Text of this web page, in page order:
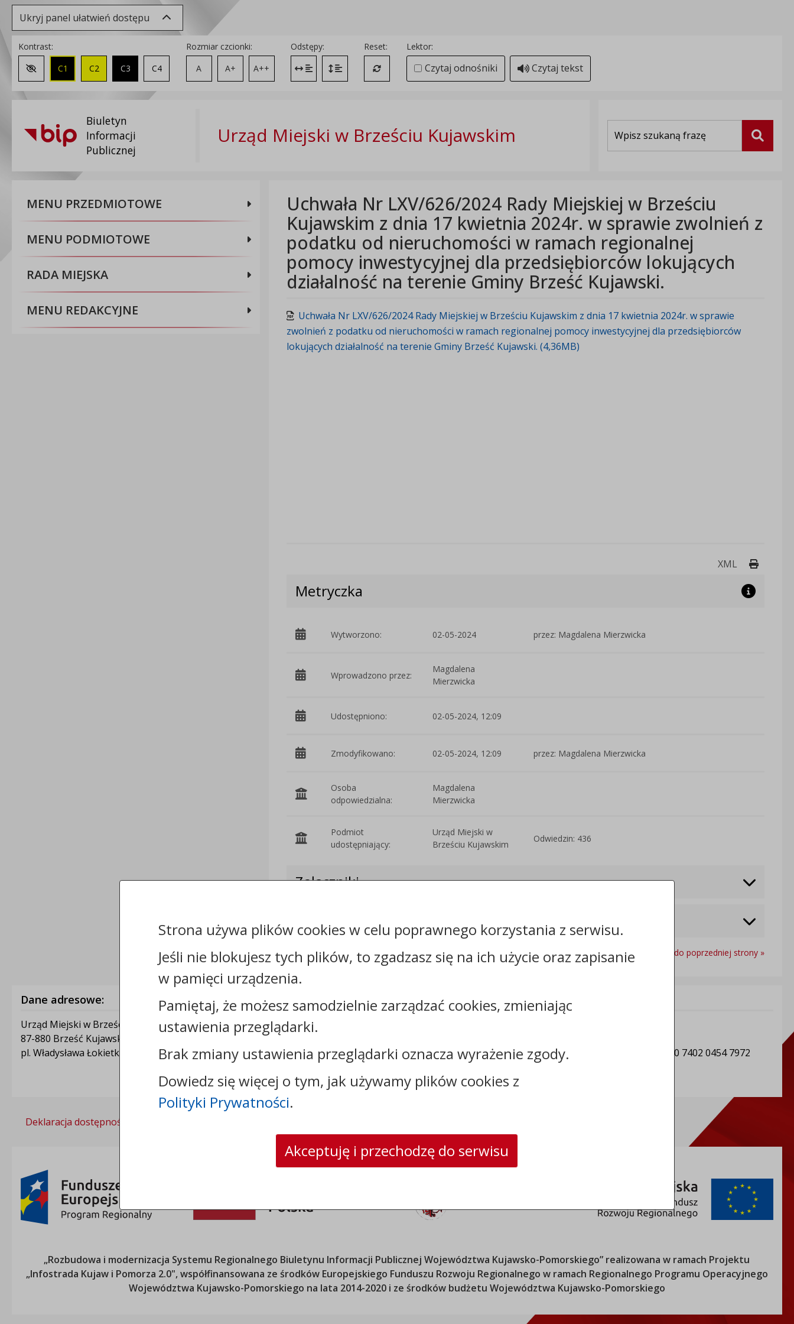
Ukryj panel ułatwień dostępu
Kontrast:
Zmień kontrast na domyślny
C1 C2 C3 C4
Rozmiar czcionki:
A
A+ A++
Odstępy:
Zmień odstęp między literami
Zmień interlinię i margines między paragrafami
Reset:
Przywróć ustawienia domyślne
Lektor:
Czytaj odnośniki Czytaj tekst
Biuletyn
Informacji
Publicznej
Urząd Miejski w Brześciu Kujawskim Szukaj
MENU PRZEDMIOTOWE
MENU PODMIOTOWE
RADA MIEJSKA
MENU REDAKCYJNE
Uchwała Nr LXV/626/2024 Rady Miejskiej w Brześciu
Kujawskim z dnia 17 kwietnia 2024r. w sprawie zwolnień z
podatku od nieruchomości w ramach regionalnej
pomocy inwestycyjnej dla przedsiębiorców lokujących
działalność na terenie Gminy Brześć Kujawski.
Uchwała Nr LXV/626/2024 Rady Miejskiej w Brześciu Kujawskim z dnia 17 kwietnia 2024r. w sprawie
zwolnień z podatku od nieruchomości w ramach regionalnej pomocy inwestycyjnej dla przedsiębiorców
lokujących działalność na terenie Gminy Brześć Kujawski. (4,36MB)
XML Drukuj
Metryczka
Wytworzono: 02-05-2024 przez: Magdalena Mierzwicka
Wprowadzono przez:
Magdalena
Mierzwicka
Udostępniono: 02-05-2024, 12:09
Zmodyfikowano: 02-05-2024, 12:09 przez: Magdalena Mierzwicka
Osoba
odpowiedzialna:
Magdalena
Mierzwicka
Podmiot
udostępniający:
Urząd Miejski w
Brześciu Kujawskim
Odwiedzin: 436
Załączniki
Rejestr zmian
Powrót do poprzedniej strony »
Dane adresowe:
Urząd Miejski w Brześciu Kujawskim
87-880 Brześć Kujawski
pl. Władysława Łokietka 1
Kontakt:
tel.:+48542316310
faks: +48542316324
e-mail:poi@brzesckujawski.pl
skrytka ePUAP: /gmina_brzesc_kujawski/SkrytkaESP
strona www:www.brzesckujawski.pl
Informacje dodatkowe:
Numer konta: 50 1020 1462 0000 7402 0454 7972
Deklaracja dostępności
„Rozbudowa i modernizacja Systemu Regionalnego Biuletynu Informacji PublicznejWojewództwa Kujawsko-Pomorskiego” realizowana w ramach Projektu
„Infostrada Kujaw i Pomorza 2.0", współfinansowana ze środków Europejskiego Funduszu Rozwoju Regionalnego w ramach Regionalnego Programu Operacyjnego
Województwa Kujawsko-Pomorskiego na lata 2014-2020 i ze środków budżetu Województwa Kujawsko-Pomorskiego
Strona używa plików cookies w celu poprawnego korzystania z serwisu.
Jeśli nie blokujesz tych plików, to zgadzasz się na ich użycie oraz zapisanie
w pamięci urządzenia.
Pamiętaj, że możesz samodzielnie zarządzać cookies, zmieniając
ustawienia przeglądarki.
Brak zmiany ustawienia przeglądarki oznacza wyrażenie zgody.
Dowiedz się więcej o tym, jak używamy plików cookies z
Polityki Prywatności.
Akceptuję i przechodzę do serwisu